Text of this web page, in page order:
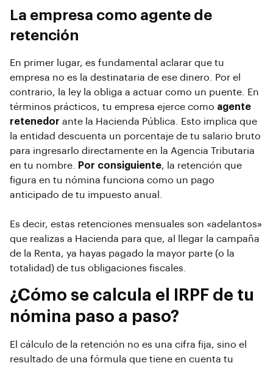
La empresa como agente de
retención
En primer lugar, es fundamental aclarar que tu
empresa no es la destinataria de ese dinero. Por el
contrario, la ley la obliga a actuar como un puente. En
términos prácticos, tu empresa ejerce como agente
retenedor ante la Hacienda Pública. Esto implica que
la entidad descuenta un porcentaje de tu salario bruto
para ingresarlo directamente en la Agencia Tributaria
en tu nombre.
Por consiguiente, la retención que
figura en tu nómina funciona como un pago
anticipado de tu impuesto anual.
Es decir, estas retenciones mensuales son «adelantos»
que realizas a Hacienda para que, al llegar la campaña
de la Renta, ya hayas pagado la mayor parte (o la
totalidad) de tus obligaciones fiscales.
¿Cómo se calcula el IRPF de tu
nómina paso a paso?
El cálculo de la retención no es una cifra fija, sino el
resultado de una fórmula que tiene en cuenta tu